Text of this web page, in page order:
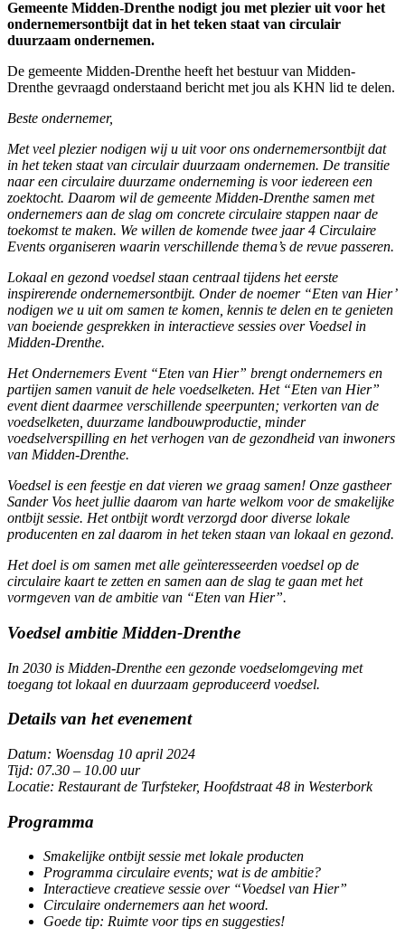
Gemeente Midden-Drenthe nodigt jou met plezier uit voor het
ondernemersontbijt dat in het teken staat van circulair
duurzaam ondernemen.
De gemeente Midden-Drenthe heeft het bestuur van Midden-
Drenthe gevraagd onderstaand bericht met jou als KHN lid te delen.
Beste ondernemer,
Met veel plezier nodigen wij u uit voor ons ondernemersontbijt dat
in het teken staat van circulair duurzaam ondernemen. De transitie
naar een circulaire duurzame onderneming is voor iedereen een
zoektocht. Daarom wil de gemeente Midden-Drenthe samen met
ondernemers aan de slag om concrete circulaire stappen naar de
toekomst te maken. We willen de komende twee jaar 4 Circulaire
Events organiseren waarin verschillende thema’s de revue passeren.
Lokaal en gezond voedsel staan centraal tijdens het eerste
inspirerende ondernemersontbijt. Onder de noemer “Eten van Hier’
nodigen we u uit om samen te komen, kennis te delen en te genieten
van boeiende gesprekken in interactieve sessies over Voedsel in
Midden-Drenthe.
Het Ondernemers Event “Eten van Hier” brengt ondernemers en
partijen samen vanuit de hele voedselketen. Het “Eten van Hier”
event dient daarmee verschillende speerpunten; verkorten van de
voedselketen, duurzame landbouwproductie, minder
voedselverspilling en het verhogen van de gezondheid van inwoners
van Midden-Drenthe.
Voedsel is een feestje en dat vieren we graag samen! Onze gastheer
Sander Vos heet jullie daarom van harte welkom voor de smakelijke
ontbijt sessie. Het ontbijt wordt verzorgd door diverse lokale
producenten en zal daarom in het teken staan van lokaal en gezond.
Het doel is om samen met alle geïnteresseerden voedsel op de
circulaire kaart te zetten en samen aan de slag te gaan met het
vormgeven van de ambitie van “Eten van Hier”.
Voedsel ambitie Midden-Drenthe
In 2030 is Midden-Drenthe een gezonde voedselomgeving met
toegang tot lokaal en duurzaam geproduceerd voedsel.
Details van het evenement
Datum: Woensdag 10 april 2024
Tijd: 07.30 – 10.00 uur
Locatie: Restaurant de Turfsteker, Hoofdstraat 48 in Westerbork
Programma
Smakelijke ontbijt sessie met lokale producten
Programma circulaire events; wat is de ambitie?
Interactieve creatieve sessie over “Voedsel van Hier”
Circulaire ondernemers aan het woord.
Goede tip: Ruimte voor tips en suggesties!